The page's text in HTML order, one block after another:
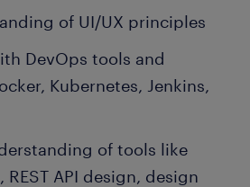
of UI/UX principles
DevOps tools and
Kubernetes, Jenkins,
of tools like
REST API design, design